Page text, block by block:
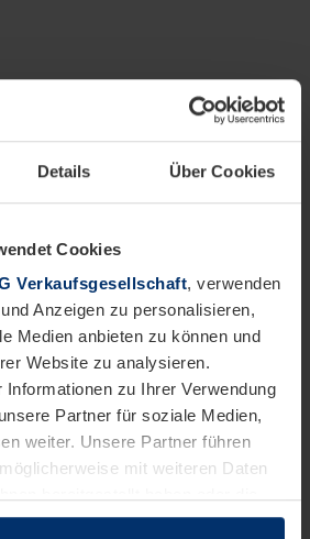
Details Über Cookies
Cookies
Verkaufsgesellschaft, verwenden
Anzeigen zu personalisieren,
Medien anbieten zu können und
Website zu analysieren.
zu Ihrer Verwendung
Partner für soziale Medien,
weiter. Unsere Partner führen
mit weiteren Daten
der Dienste gesammelt